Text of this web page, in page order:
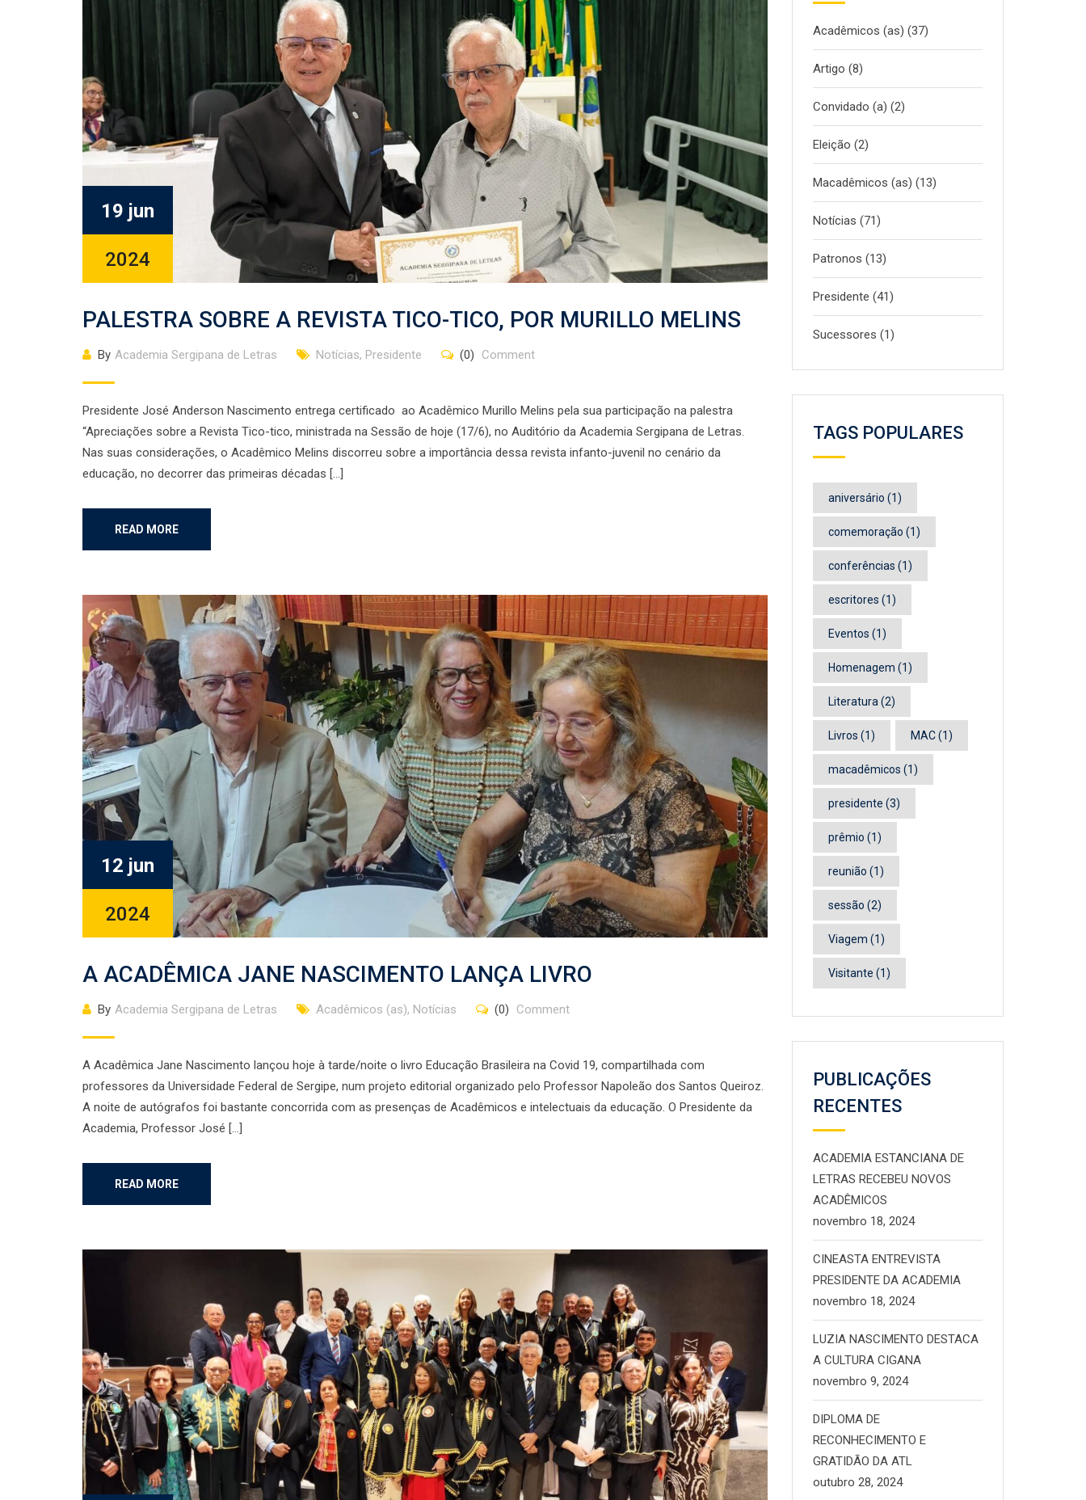
19 jun
2024
PALESTRA SOBRE A REVISTA TICO-TICO, POR MURILLO MELINS
By Academia Sergipana de Letras Notícias, Presidente (0) Comment
Presidente José Anderson Nascimento entrega certificado ao Acadêmico Murillo Melins pela sua participação na palestra
“Apreciações sobre a Revista Tico-tico, ministrada na Sessão de hoje (17/6), no Auditório da Academia Sergipana de Letras.
Nas suas considerações, o Acadêmico Melins discorreu sobre a importância dessa revista infanto-juvenil no cenário da
educação, no decorrer das primeiras décadas […]
READ MORE
12 jun
2024
A ACADÊMICA JANE NASCIMENTO LANÇA LIVRO
By Academia Sergipana de Letras Acadêmicos (as), Notícias (0) Comment
A Acadêmica Jane Nascimento lançou hoje à tarde/noite o livro Educação Brasileira na Covid 19, compartilhada com
professores da Universidade Federal de Sergipe, num projeto editorial organizado pelo Professor Napoleão dos Santos Queiroz.
A noite de autógrafos foi bastante concorrida com as presenças de Acadêmicos e intelectuais da educação. O Presidente da
Academia, Professor José […]
READ MORE
Acadêmicos (as) (37)
Artigo (8)
Convidado (a) (2)
Eleição (2)
Macadêmicos (as) (13)
Notícias (71)
Patronos (13)
Presidente (41)
Sucessores (1)
TAGS POPULARES
aniversário (1)
comemoração (1)
conferências (1)
escritores (1)
Eventos (1)
Homenagem (1)
Literatura (2)
Livros (1) MAC(1)
macadêmicos (1)
presidente (3)
prêmio (1)
reunião (1)
sessão (2)
Viagem (1)
Visitante (1)
PUBLICAÇÕES
RECENTES
ACADEMIA ESTANCIANA DE
LETRAS RECEBEU NOVOS
ACADÊMICOS
novembro 18, 2024
CINEASTA ENTREVISTA
PRESIDENTE DA ACADEMIA
novembro 18, 2024
LUZIA NASCIMENTO DESTACA
A CULTURA CIGANA
novembro 9, 2024
DIPLOMA DE
RECONHECIMENTO E
GRATIDÃO DA ATL
outubro 28, 2024